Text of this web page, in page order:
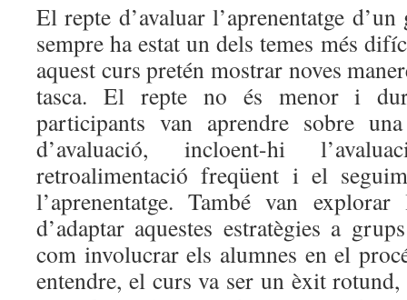
El repte d’avaluar l’aprenentatge
sempre ha estat un dels temes més
aquest curs pretén mostrar noves
tasca. El repte no és menor i
participants van aprendre sobre
d’avaluació, incloent-hi
retroalimentació freqüent i el
l’aprenentatge. També van
d’adaptar aquestes estratègies a
com involucrar els alumnes en el
entendre, el curs va ser un èxit